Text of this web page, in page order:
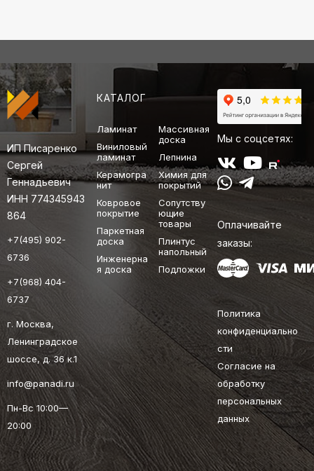
ИП Писаренко
Сергей
Геннадьевич
ИНН 774345943
864
+7(495) 902-
6736
+7(968) 404-
6737
г. Москва,
Ленинградское
шоссе, д. 36 к.1
info@panadi.ru
Пн-Вс 10:00—
20:00
КАТАЛОГ
Ламинат
Виниловый
ламинат
Керамогра
нит
Ковровое
покрытие
Паркетная
доска
Инженерна
я доска
Массивная
доска
Лепнина
Химия для
покрытий
Сопутству
ющие
товары
Плинтус
напольный
Подложки
Мы с соцсетях:
Оплачивайте
заказы:
Политика
конфиденциально
сти
Согласие на
обработку
персональных
данных